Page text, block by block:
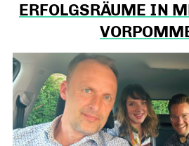
ERFOLGSRÄUME IN